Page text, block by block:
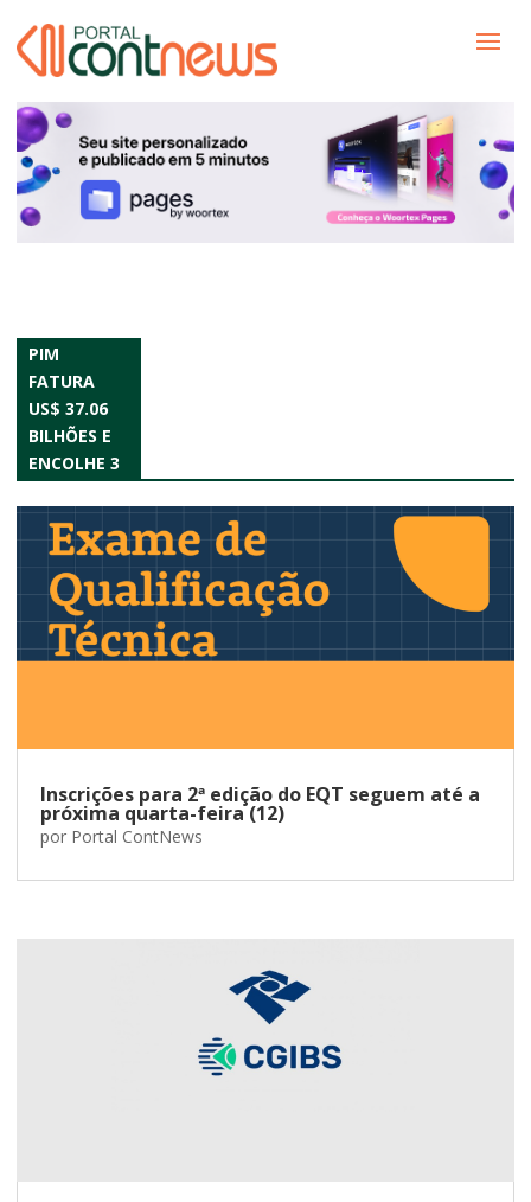
PIM
FATURA
US$ 37.06
BILHÕES E
ENCOLHE 3
Inscrições para 2ª edição do EQT seguem até a
próxima quarta-feira (12)
por Portal ContNews